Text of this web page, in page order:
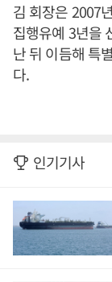
김 회장은 2007
집행유예 3년을
난 뒤 이듬해 특
다.
인기기사